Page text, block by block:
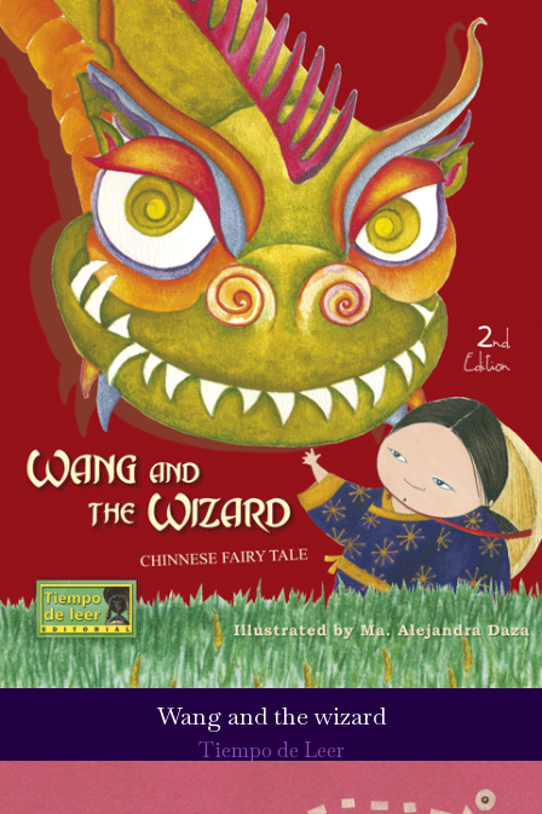
Wang and the wizard
Tiempo de Leer